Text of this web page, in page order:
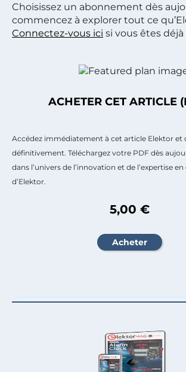
Choisissez un abonnement dès
commencez à explorer tout ce
Connectez-vous ici si vous êtes
ACHETER CET ARTICLE
Accédez immédiatement à cet article Elektor et
définitivement. Téléchargez votre PDF dès
dans l’univers de l’innovation et de l’expertise
d’Elektor.
5,00 €